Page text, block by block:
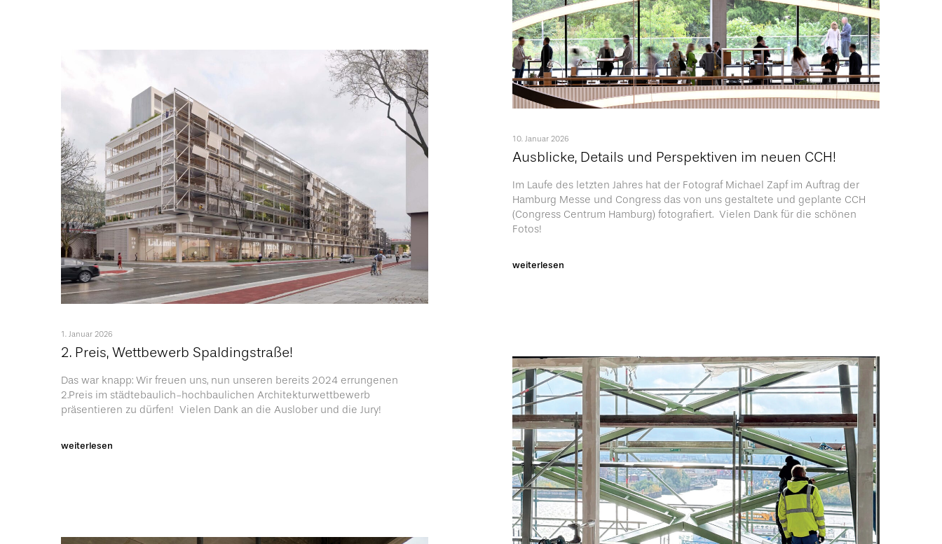
10. Januar 2026
Ausblicke, Details und Perspektiven im neuen CCH!
Im Laufe des letzten Jahres hat der Fotograf Michael Zapf im Auftrag der
Hamburg Messe und Congress das von uns gestaltete und geplante CCH
(Congress Centrum Hamburg) fotografiert. Vielen Dank für die schönen
Fotos!
weiterlesen
1. Januar 2026
2. Preis, Wettbewerb Spaldingstraße!
Das war knapp: Wir freuen uns, nun unseren bereits 2024 errungenen
2.Preis im städtebaulich-hochbaulichen Architekturwettbewerb
präsentieren zu dürfen! Vielen Dank an die Auslober und die Jury!
weiterlesen